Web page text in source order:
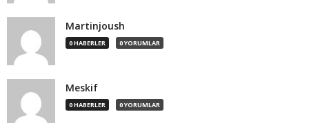
Martinjoush
0 HABERLER 0 YORUMLAR
Meskif
0 HABERLER 0 YORUMLAR